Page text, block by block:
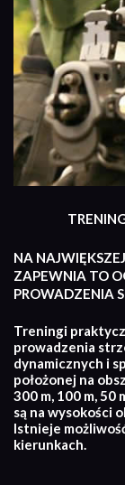
TRENINGI
NA
ZAPEWNIA TO
PROWADZENIA
Treningi
prowadzenia
dynamicznych i
położonej na
300 m, 100 m, 50
są na wysokości
Istnieje
kierunkach.